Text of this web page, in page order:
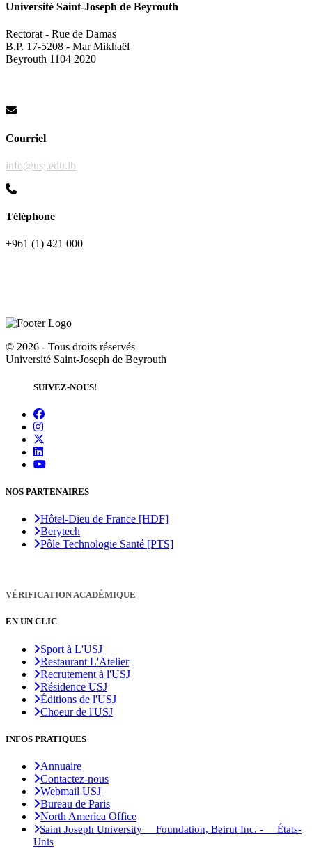
Université Saint-Joseph de Beyrouth
Rectorat - Rue de Damas
B.P. 17-5208 - Mar Mikhaël
Beyrouth 1104 2020
Courriel
info@usj.edu.lb
Téléphone
+961 (1) 421 000
© 2026 - Tous droits réservés
Université Saint-Joseph de Beyrouth
SUIVEZ-NOUS!
NOS PARTENAIRES
Hôtel-Dieu de France [HDF]
Berytech
Pôle Technologie Santé [PTS]
VÉRIFICATION ACADÉMIQUE
EN UN CLIC
Sport à L'USJ
Restaurant L'Atelier
Recrutement à l'USJ
Résidence USJ
Éditions de l'USJ
Choeur de l'USJ
INFOS PRATIQUES
Annuaire
Contactez-nous
Webmail USJ
Bureau de Paris
North America Office
Saint Joseph University Foundation, Beirut Inc. - États-
Unis